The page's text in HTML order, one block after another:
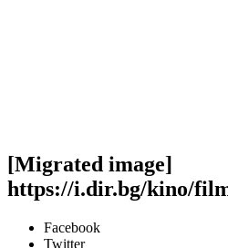
[Migrated image]
https://i.dir.bg/kino/
Facebook
Twitter